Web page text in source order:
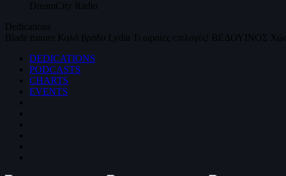
DreamCity Radio
Dedications
Blade runner Καλό βράδυ Lydia Τι ωραίες επιλογές! ΒΕΔΟΥΙΝΟΣ
DEDICATIONS
PODCASTS
CHARTS
EVENTS